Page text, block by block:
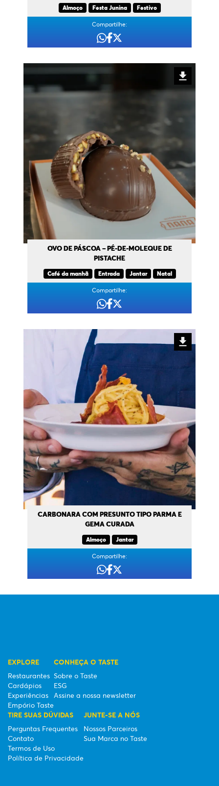
Almoço Festa Junina Festivo
Compartilhe:
OVO DE PÁSCOA – PÉ-DE-MOLEQUE DE
PISTACHE
Café da manhã Entrada Jantar Natal
Compartilhe:
CARBONARA COM PRESUNTO TIPO PARMA E
GEMA CURADA
Almoço Jantar
Compartilhe:
EXPLORE
Restaurantes
Cardápios
Experiências
Empório Taste
CONHEÇA O TASTE
Sobre o Taste
ESG
Assine a nossa newsletter
TIRE SUAS DÚVIDAS
Perguntas Frequentes
Contato
Termos de Uso
Política de Privacidade
JUNTE-SE A NÓS
Nossos Parceiros
Sua Marca no Taste